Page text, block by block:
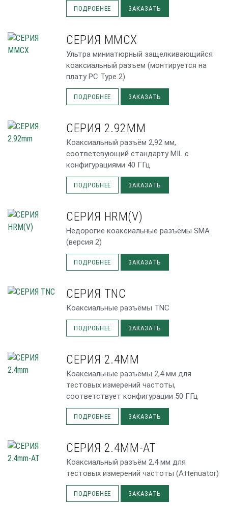
ПОДРОБНЕЕ ЗАКАЗАТЬ
СЕРИЯ MMCX
Ультра миниатюрный защелкивающийся
коаксиальный разъем (монтируется на
плату PC Type 2)
ПОДРОБНЕЕ ЗАКАЗАТЬ
СЕРИЯ 2.92MM
Коаксиальный разъём 2,92 мм,
соответсвующий стандарту MIL с
конфигурациями 40 ГГц
ПОДРОБНЕЕ ЗАКАЗАТЬ
СЕРИЯ HRM(V)
Недорогие коаксиальные разъёмы SMA
(версия 2)
ПОДРОБНЕЕ ЗАКАЗАТЬ
СЕРИЯ TNC
Коаксиальные разъёмы TNC
ПОДРОБНЕЕ ЗАКАЗАТЬ
СЕРИЯ 2.4MM
Коаксиальные разъёмы 2,4 мм для
тестовых измерений частоты,
соответствует конфигурации 50 ГГц
ПОДРОБНЕЕ ЗАКАЗАТЬ
СЕРИЯ 2.4MM-AT
Коаксиальный разъём 2,4 мм для
тестовых измерений частоты (Attenuator)
ПОДРОБНЕЕ ЗАКАЗАТЬ